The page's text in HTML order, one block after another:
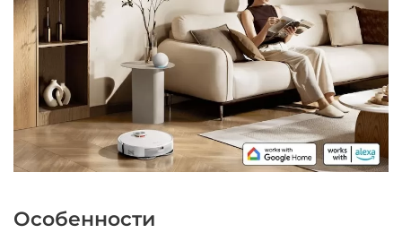
Особенности